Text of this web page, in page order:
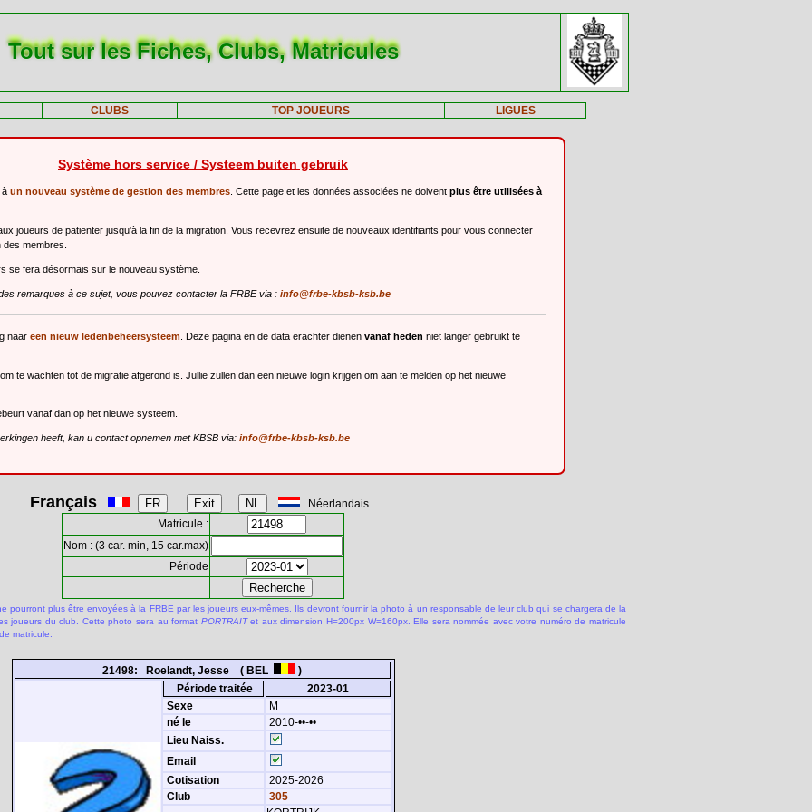
Tout sur les Fiches, Clubs, Matricules
CLUBS TOP JOUEURS LIGUES
Système hors service / Systeem buiten gebruik
à un nouveau système de gestion des membres . Cette page et les données associées ne doivent plus être utilisées à
joueurs de patienter jusqu'à la fin de la migration. Vous recevrez ensuite de nouveaux identifiants pour vous connecter
membres.
se fera désormais sur le nouveau système.
remarques à ce sujet, vous pouvez contacter la FRBE via : info@frbe-kbsb-ksb.be
naar een nieuw ledenbeheersysteem . Deze pagina en de data erachter dienen vanaf heden niet langer gebruikt te
te wachten tot de migratie afgerond is. Jullie zullen dan een nieuwe login krijgen om aan te melden op het nieuwe
vanaf dan op het nieuwe systeem.
heeft, kan u contact opnemen met KBSB via: info@frbe-kbsb-ksb.be
Français
Néerlandais
Matricule :
Nom : (3 car. min, 15 car.max)
Période
pourront plus être envoyées à la FRBE par les joueurs eux-mêmes. Ils devront fournir la photo à un responsable de leur club qui se chargera de la
joueurs du club. Cette photo sera au format PORTRAITet aux dimension H=200px W=160px. Elle sera nommée avec votre numéro de matricule
matricule.
21498: Roelandt, Jesse ( BEL
)
Période traitée
2023-01
Sexe
M
né le
2010-••-••
Lieu Naiss.
Email
Cotisation
2025-2026
Club
305